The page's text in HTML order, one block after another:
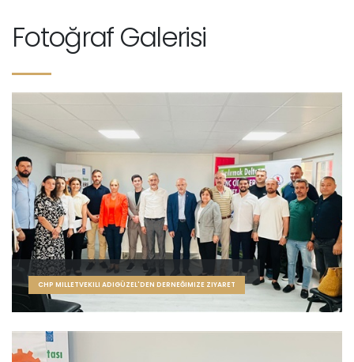
Fotoğraf Galerisi
CHP MILLETVEKILI ADIGÜZEL'DEN DERNEĞIMIZE ZIYARET